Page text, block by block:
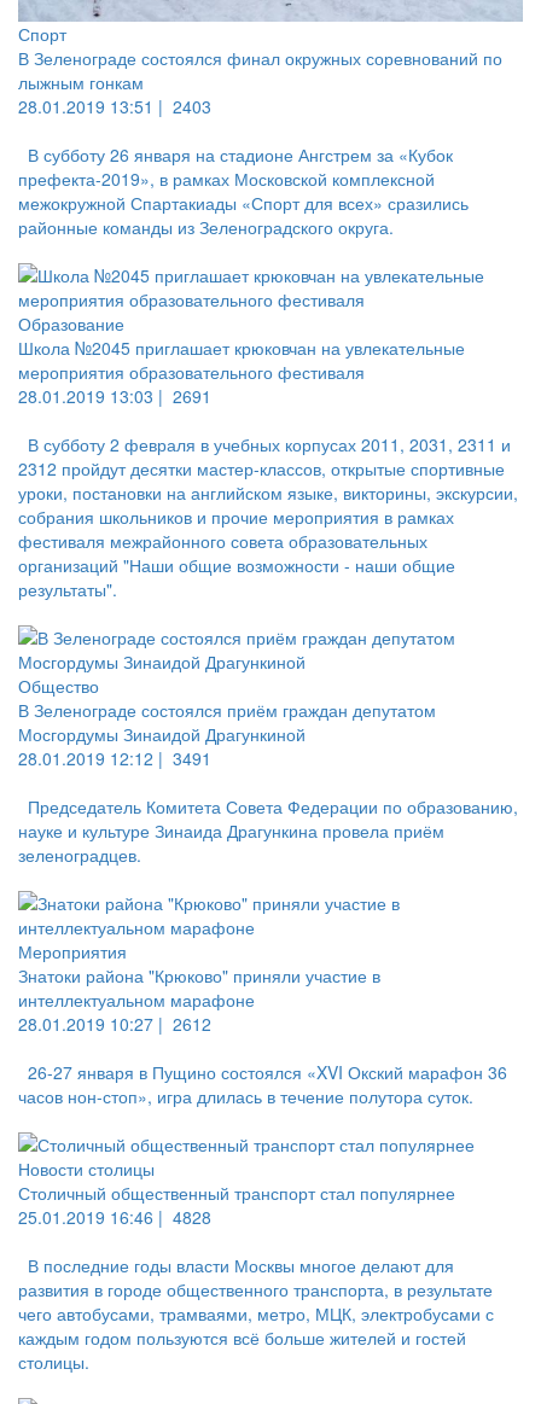
Спорт
В Зеленограде состоялся финал окружных соревнований по
лыжным гонкам
28.01.2019 13:51 | 2403
В субботу 26 января на стадионе Ангстрем за «Кубок
префекта-2019», в рамках Московской комплексной
межокружной Спартакиады «Спорт для всех» сразились
районные команды из Зеленоградского округа.
Образование
Школа №2045 приглашает крюковчан на увлекательные
мероприятия образовательного фестиваля
28.01.2019 13:03 | 2691
В субботу 2 февраля в учебных корпусах 2011, 2031, 2311 и
2312 пройдут десятки мастер-классов, открытые спортивные
уроки, постановки на английском языке, викторины, экскурсии,
собрания школьников и прочие мероприятия в рамках
фестиваля межрайонного совета образовательных
организаций "Наши общие возможности - наши общие
результаты".
Общество
В Зеленограде состоялся приём граждан депутатом
Мосгордумы Зинаидой Драгункиной
28.01.2019 12:12 | 3491
Председатель Комитета Совета Федерации по образованию,
науке и культуре Зинаида Драгункина провела приём
зеленоградцев.
Мероприятия
Знатоки района "Крюково" приняли участие в
интеллектуальном марафоне
28.01.2019 10:27 | 2612
26-27 января в Пущино состоялся «XVI Окский марафон 36
часов нон-стоп», игра длилась в течение полутора суток.
Новости столицы
Столичный общественный транспорт стал популярнее
25.01.2019 16:46 | 4828
В последние годы власти Москвы многое делают для
развития в городе общественного транспорта, в результате
чего автобусами, трамваями, метро, МЦК, электробусами с
каждым годом пользуются всё больше жителей и гостей
столицы.